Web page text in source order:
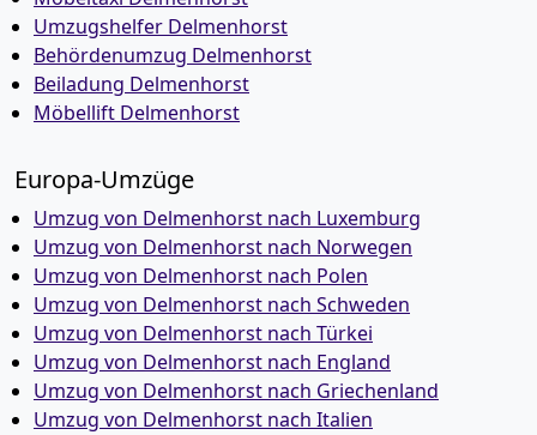
Umzugshelfer Delmenhorst
Behördenumzug Delmenhorst
Beiladung Delmenhorst
Möbellift Delmenhorst
Europa-Umzüge
Umzug von Delmenhorst nach Luxemburg
Umzug von Delmenhorst nach Norwegen
Umzug von Delmenhorst nach Polen
Umzug von Delmenhorst nach Schweden
Umzug von Delmenhorst nach Türkei
Umzug von Delmenhorst nach England
Umzug von Delmenhorst nach Griechenland
Umzug von Delmenhorst nach Italien